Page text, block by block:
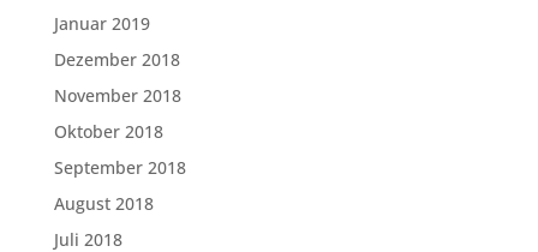
Januar 2019
Dezember 2018
November 2018
Oktober 2018
September 2018
August 2018
Juli 2018